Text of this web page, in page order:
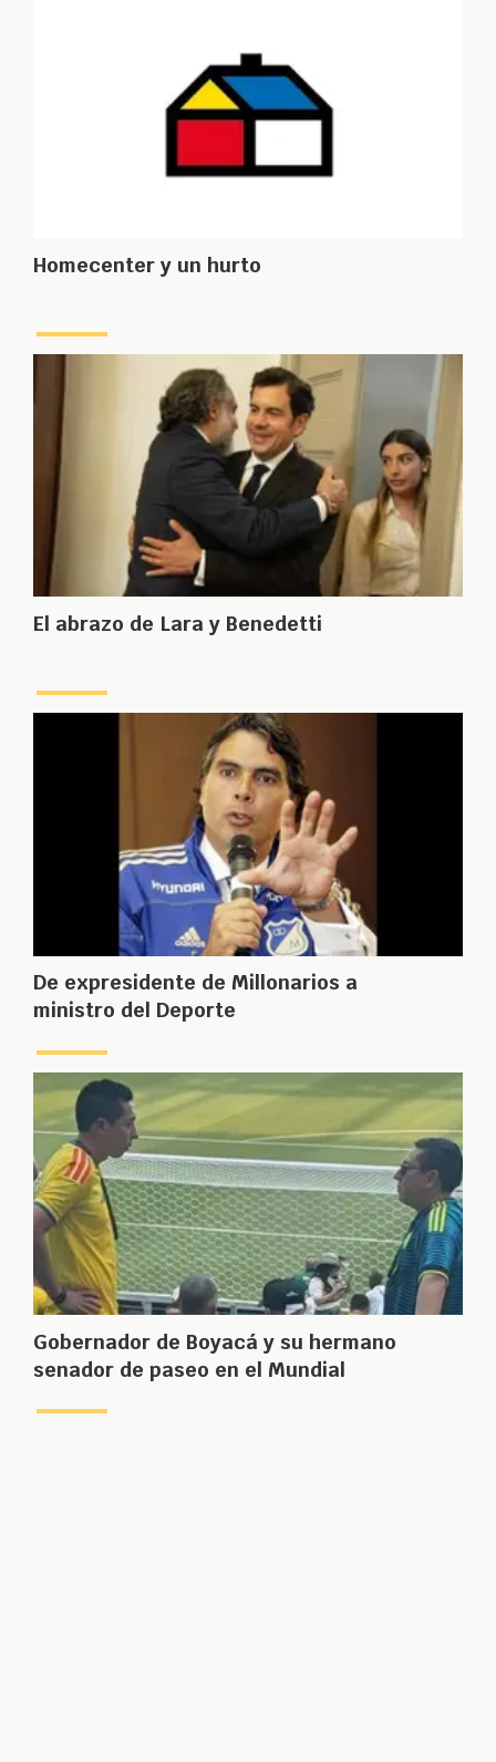
Homecenter y un hurto
El abrazo de Lara y Benedetti
De expresidente de Millonarios a
ministro del Deporte
Gobernador de Boyacá y su hermano
senador de paseo en el Mundial